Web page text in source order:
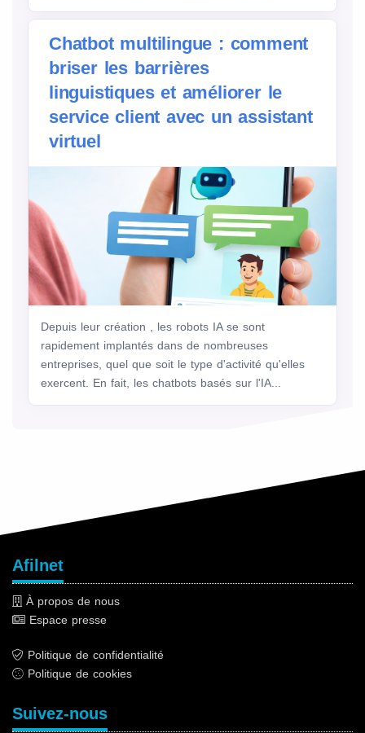
Chatbot multilingue : comment
briser les barrières
linguistiques et améliorer le
service client avec un assistant
virtuel
Depuis leur création , les robots IA se sont
rapidement implantés dans de nombreuses
entreprises, quel que soit le type d'activité qu'elles
exercent. En fait, les chatbots basés sur l'IA...
Afilnet
À propos de nous
Espace presse
Politique de confidentialité
Politique de cookies
Suivez-nous